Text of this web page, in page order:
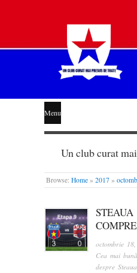
STEAUA
LIBERĂ
Menu
Un club curat
Browse: Home » 2017 »
octombrie
Cea mai
despre